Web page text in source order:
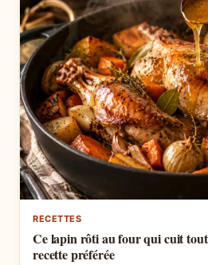
RECETTES
Ce lapin rôti au four qui cuit
recette préférée